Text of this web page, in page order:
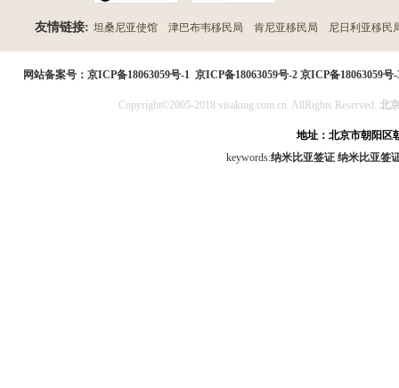
友情链接: 坦桑尼亚使馆 津巴布韦移民局 肯尼亚移民局 尼日利亚移民
网站备案号： 京ICP备18063059号-1 京ICP备18063059号-2 京ICP备18063059号-
Copyright©2005-2018 visaking.com.cn. AllRights Reserved. 北
地址：北京市朝阳区
keywords:纳米比亚签证 纳米比亚签